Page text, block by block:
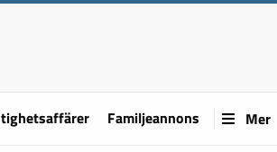
Familjeannons Mer